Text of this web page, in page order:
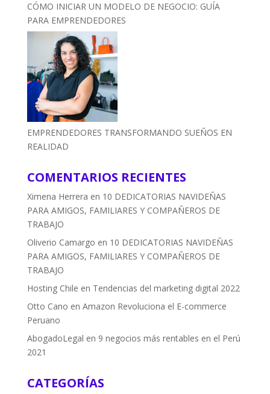
CÓMO INICIAR UN MODELO DE NEGOCIO: GUÍA
PARA EMPRENDEDORES
EMPRENDEDORES TRANSFORMANDO SUEÑOS EN
REALIDAD
COMENTARIOS RECIENTES
Ximena Herrera en 10 DEDICATORIAS NAVIDEÑAS
PARA AMIGOS, FAMILIARES Y COMPAÑEROS DE
TRABAJO
Oliverio Camargo en 10 DEDICATORIAS NAVIDEÑAS
PARA AMIGOS, FAMILIARES Y COMPAÑEROS DE
TRABAJO
Hosting Chile en Tendencias del marketing digital 2022
Otto Cano en Amazon Revoluciona el E-commerce
Peruano
AbogadoLegal en 9 negocios más rentables en el Perú
2021
CATEGORÍAS